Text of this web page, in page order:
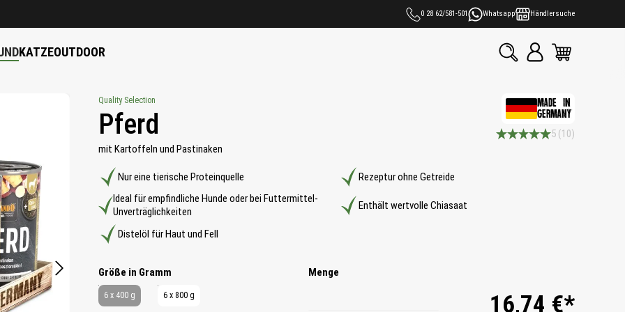
0 28 62/581-501 Whatsapp Händlersuche
KATZEOUTDOOR
Quality Selection
Pferd
mit Kartoffeln und Pastinaken
MADE IN
GERMANY
5 (10)
Nur eine tierische Proteinquelle
Rezeptur ohne Getreide
Ideal für empfindliche Hunde oder bei Futtermittel-
Unverträglichkeiten
Enthält wertvolle Chiasaat
Distelöl für Haut und Fell
Größe in Grammauswählen
6 x 400 g 6 x 800 g
Menge
16,74 €*